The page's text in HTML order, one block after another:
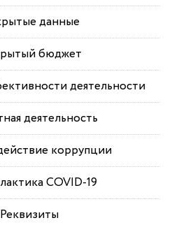
данные
бюджет
деятельности
деятельность
коррупции
COVID-19
Реквизиты